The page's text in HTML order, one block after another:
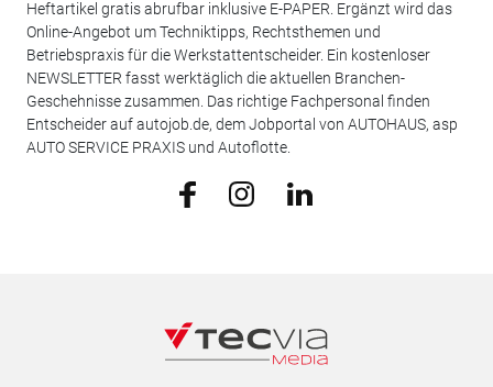
Heftartikel gratis abrufbar inklusive E-PAPER. Ergänzt wird das
Online-Angebot um Techniktipps, Rechtsthemen und
Betriebspraxis für die Werkstattentscheider. Ein kostenloser
NEWSLETTER fasst werktäglich die aktuellen Branchen-
Geschehnisse zusammen. Das richtige Fachpersonal finden
Entscheider auf autojob.de, dem Jobportal von AUTOHAUS, asp
AUTO SERVICE PRAXIS und Autoflotte.